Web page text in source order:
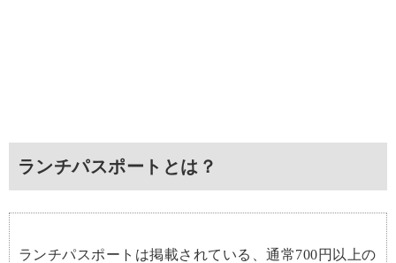
ランチパスポートとは？
ランチパスポートは掲載されている、通常700円以上の